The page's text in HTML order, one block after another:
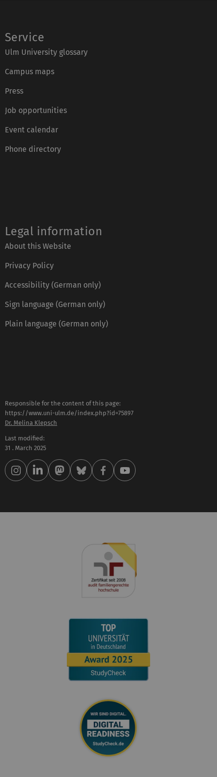
Service
Ulm University glossary
Campus maps
Press
Job opportunities
Event calendar
Phone directory
Legal information
About this Website
Privacy Policy
Accessibility (German only)
Sign language (German only)
Plain language (German only)
Responsible for the content of this page:
https://www.uni-ulm.de/index.php?id=75897
Dr. Melina Klepsch
Last modified:
31 . March 2025